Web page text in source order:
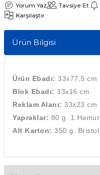
Yorum Yaz Tavsiye Et
Karşılaştır
Ürün Bilgisi
Ürün Ebadı: 33x77,5 cm
Blok Ebadı: 33x16 cm
Reklam Alanı: 33x23 cm
Yapraklar: 80 g. 1.Hamur
Alt Karton: 350 g. Bristol